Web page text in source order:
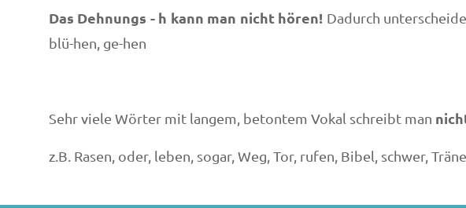
Das Dehnungs - h kann man nicht hören! Dadurch
blü-hen, ge-hen
Sehr viele Wörter mit langem, betontem Vokal schreibt man
z.B. Rasen, oder, leben, sogar, Weg, Tor, rufen, Bibel, schwer, Träne